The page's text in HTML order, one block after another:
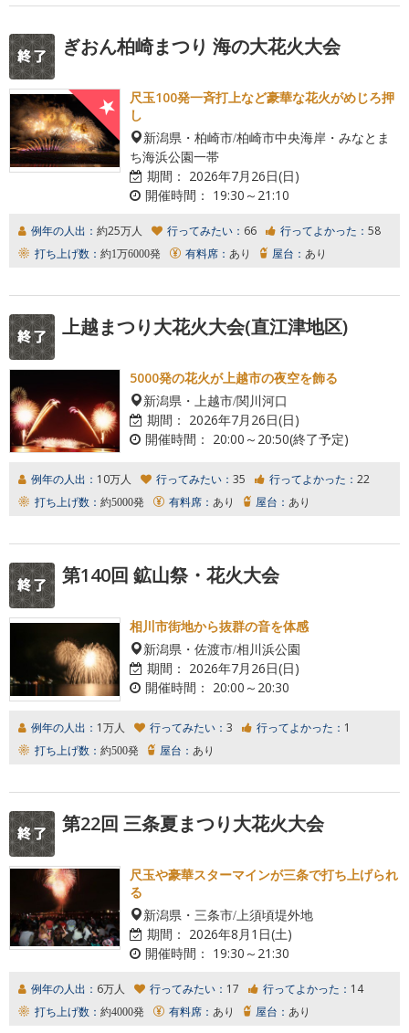
ぎおん柏崎まつり 海の大花火大会
尺玉100発一斉打上など豪華な花火がめじろ押
し
新潟県・柏崎市/柏崎市中央海岸・みなとま
ち海浜公園一帯
期間： 2026年7月26日(日)
開催時間： 19:30～21:10
例年の人出： 約25万人 行ってみたい： 66 行ってよかった： 58
打ち上げ数： 約1万6000発 有料席： あり 屋台： あり
上越まつり大花火大会(直江津地区)
5000発の花火が上越市の夜空を飾る
新潟県・上越市/関川河口
期間： 2026年7月26日(日)
開催時間： 20:00～20:50(終了予定)
例年の人出： 10万人 行ってみたい： 35 行ってよかった： 22
打ち上げ数： 約5000発 有料席： あり 屋台： あり
第140回 鉱山祭・花火大会
相川市街地から抜群の音を体感
新潟県・佐渡市/相川浜公園
期間： 2026年7月26日(日)
開催時間： 20:00～20:30
例年の人出： 1万人 行ってみたい： 3 行ってよかった： 1
打ち上げ数： 約500発 屋台： あり
第22回 三条夏まつり大花火大会
尺玉や豪華スターマインが三条で打ち上げられ
る
新潟県・三条市/上須頃堤外地
期間： 2026年8月1日(土)
開催時間： 19:30～21:30
例年の人出： 6万人 行ってみたい： 17 行ってよかった： 14
打ち上げ数： 約4000発 有料席： あり 屋台： あり